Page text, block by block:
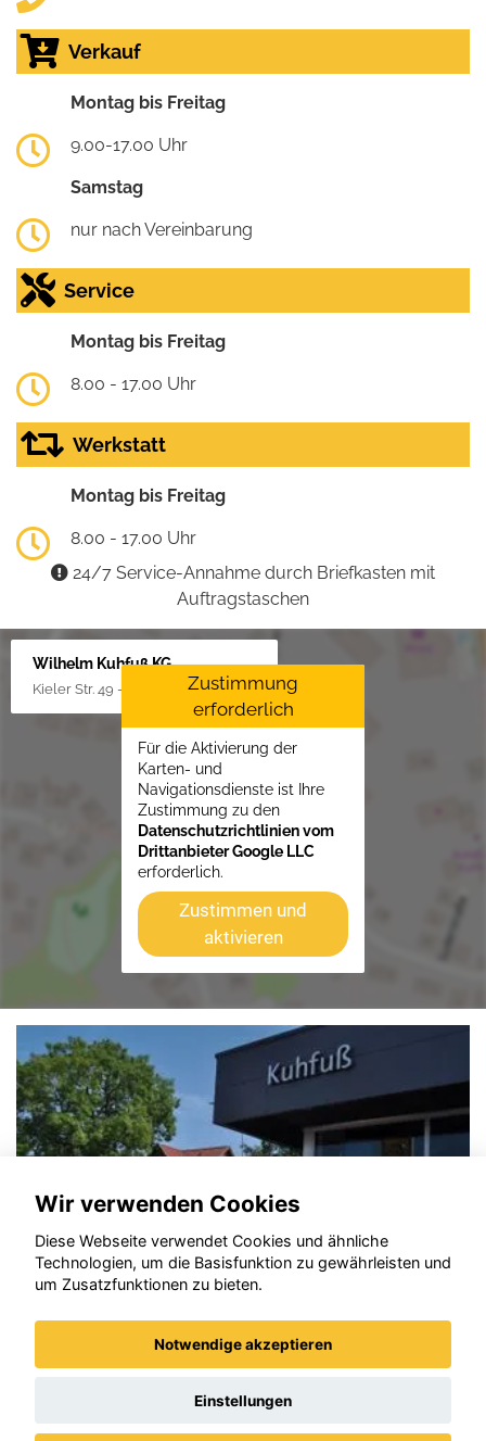
Verkauf
Montag bis Freitag
9.00-17.00 Uhr
Samstag
nur nach Vereinbarung
Service
Montag bis Freitag
8.00 - 17.00 Uhr
Werkstatt
Montag bis Freitag
8.00 - 17.00 Uhr
24/7 Service-Annahme durch Briefkasten mit
Auftragstaschen
Wilhelm Kuhfuß KG
Kieler Str. 49 - 51, 25451 Quickborn
Zustimmung
erforderlich
Für die Aktivierung der
Karten- und
Navigationsdienste ist Ihre
Zustimmung zu den
Datenschutzrichtlinien vom
Drittanbieter Google LLC
erforderlich.
Zustimmen und
aktivieren
Wir verwenden Cookies
Diese Webseite verwendet Cookies und ähnliche
Technologien, um die Basisfunktion zu gewährleisten und
um Zusatzfunktionen zu bieten.
Notwendige akzeptieren
Einstellungen